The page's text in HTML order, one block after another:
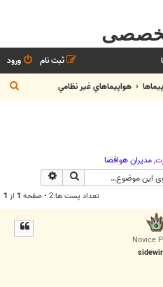
ورود
ثبت نام
هواپيماهاي غير نظامي
س
,مديران هوافضا
جستجو
تعداد پست ها:2 • صفحه 1 از 1
Novice